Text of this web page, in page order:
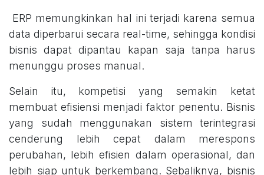
ERP memungkinkan hal ini terjadi karena semua
data diperbarui secara real-time, sehingga kondisi
bisnis dapat dipantau kapan saja tanpa harus
menunggu proses manual.
Selain itu, kompetisi yang semakin ketat
membuat efisiensi menjadi faktor penentu. Bisnis
yang sudah menggunakan sistem terintegrasi
cenderung lebih cepat dalam merespons
perubahan, lebih efisien dalam operasional, dan
lebih siap untuk berkembang. Sebaliknya, bisnis